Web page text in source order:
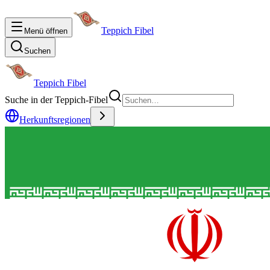
Menü öffnen Teppich Fibel
Suchen
Teppich Fibel
Suche in der Teppich-Fibel
Herkunftsregionen